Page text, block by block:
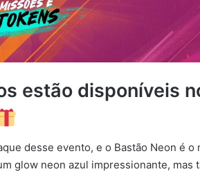
estão disponíveis
desse evento, e o Bastão Neon é
glow neon azul impressionante, mas